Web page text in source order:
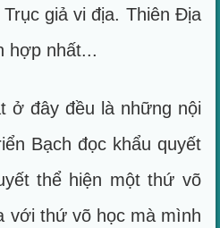
giả vi địa. Thiên Địa
hợp nhất...
ở đây đều là những nội
Bạch đọc khẩu quyết
thể hiện một thứ võ
với thứ võ học mà mình